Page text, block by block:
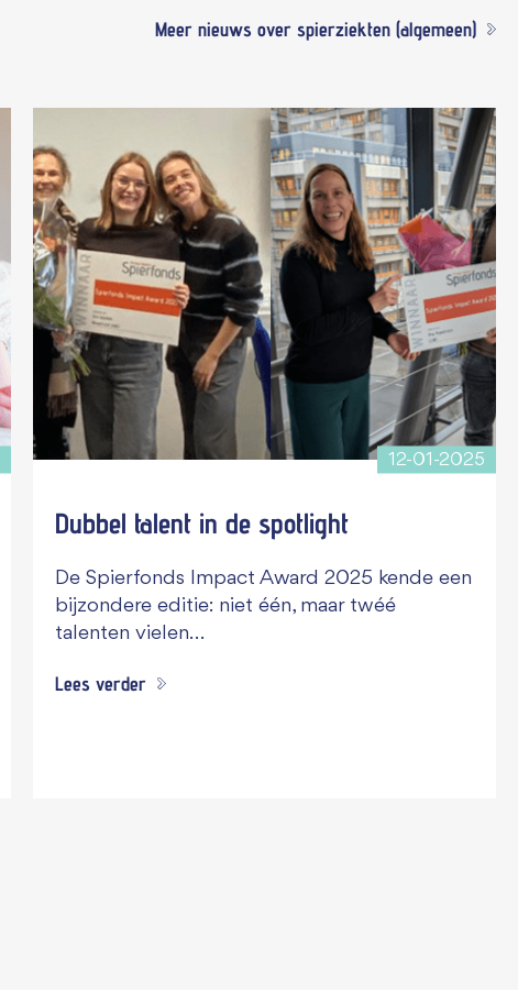
Meer nieuws over spierziekten (algemeen)
12-01-2025
Dubbel talent in de spotlight
De Spierfonds Impact Award 2025 kende een
bijzondere editie: niet één, maar twéé
talenten vielen…
Lees verder